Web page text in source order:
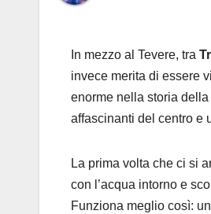
In mezzo al Tevere, tra
invece merita di essere
enorme nella storia
affascinanti del centro e
La prima volta che ci si
con l’acqua intorno e
Funziona meglio così: